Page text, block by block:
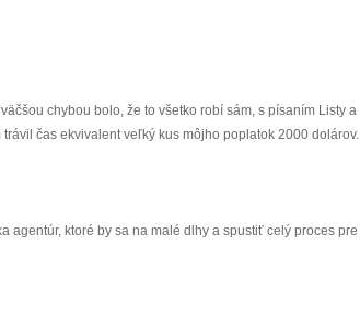
chybou bolo, že to všetko robí sám, s písaním Listy a
čas ekvivalent veľký kus môjho poplatok 2000 dolárov.
agentúr, ktoré by sa na malé dlhy a spustiť celý proces pre